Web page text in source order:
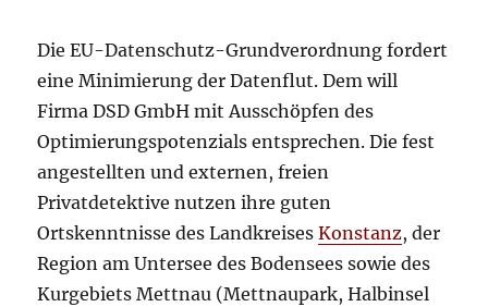
Die EU-Datenschutz-Grundverordnung fordert
eine Minimierung der Datenflut. Dem will
Firma DSD GmbH mit Ausschöpfen des
Optimierungspotenzials entsprechen. Die fest
angestellten und externen, freien
Privatdetektive nutzen ihre guten
Ortskenntnisse des LandkreisesKonstanz, der
Region am Untersee des Bodensees sowie des
Kurgebiets Mettnau (Mettnaupark, Halbinsel